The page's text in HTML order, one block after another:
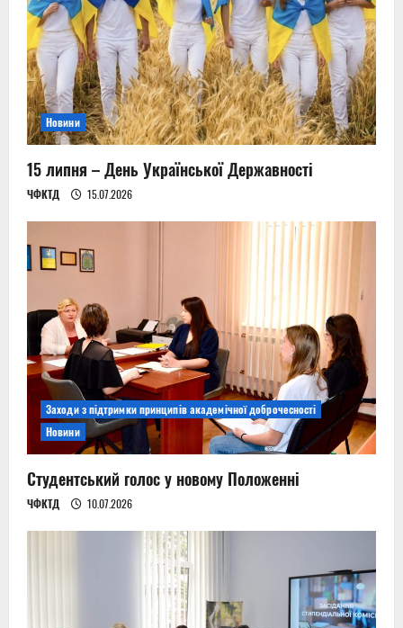
Новини
15 липня – День Української Державності
ЧФКТД 15.07.2026
Заходи з підтримки принципів академічної доброчесності
Новини
Студентський голос у новому Положенні
ЧФКТД 10.07.2026